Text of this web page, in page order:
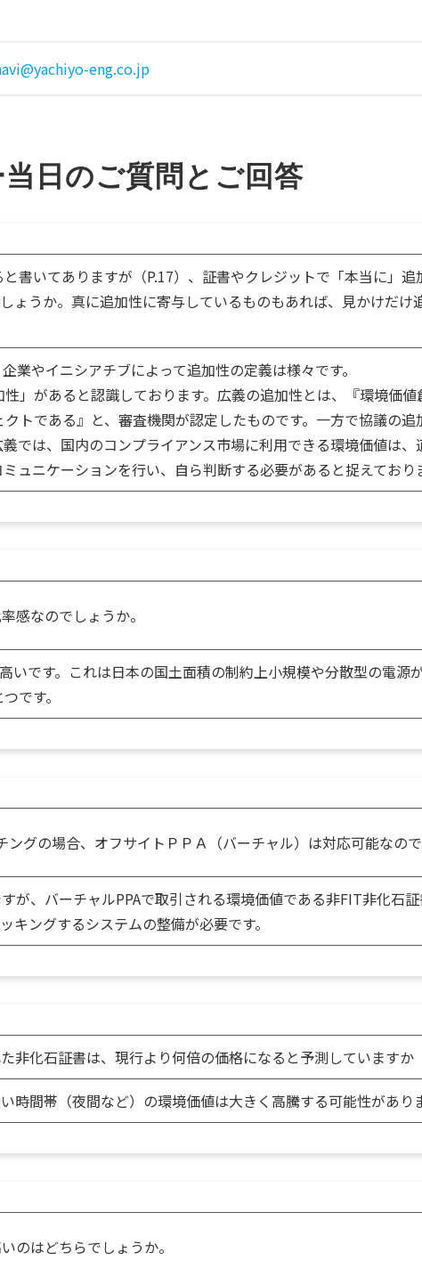
eng.co.jp
日のご質問とご回答
書いてありますが（P.17）、証書やクレジットで「本当に」
ょうか。真に追加性に寄与しているものもあれば、見かけだけ
業やイニシアチブによって追加性の定義は様々です。
」があると認識しております。広義の追加性とは、『環境価
トである』と、審査機関が認定したものです。一方で協議の
では、国内のコンプライアンス市場に利用できる環境価値は、
ュニケーションを行い、自ら判断する必要があると捉えており
感なのでしょうか。
です。これは日本の国土面積の制約上小規模や分散型の電源
です。
グの場合、オフサイトＰＰＡ（バーチャル）は対応可能なの
が、バーチャルPPAで取引される環境価値である非FIT非化石
ングするシステムの整備が必要です。
非化石証書は、現行より何倍の価格になると予測していますか
間帯（夜間など）の環境価値は大きく高騰する可能性があり
のはどちらでしょうか。